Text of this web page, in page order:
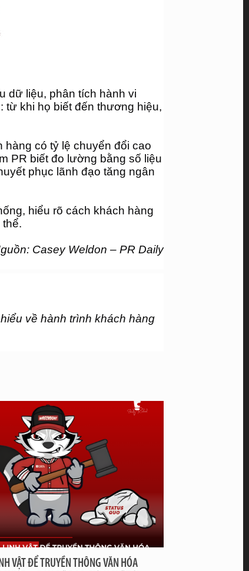
dữ liệu, phân tích hành vi
từ khi họ biết đến thương hiệu,
có tỷ lệ chuyển đổi cao
PR biết đo lường bằng số liệu
phục lãnh đạo tăng ngân
hiểu rõ cách khách hàng
Casey Weldon – PR Daily
về hành trình khách hàng
VẬT ĐỂ TRUYỀN THÔNG VĂN HÓA